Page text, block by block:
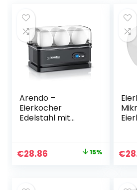
Arendo –
Eierkocher
Edelstahl mit
Funktionsschalter
mit
Härtegrad –
Oorspronkelijke
€28.86 15% €